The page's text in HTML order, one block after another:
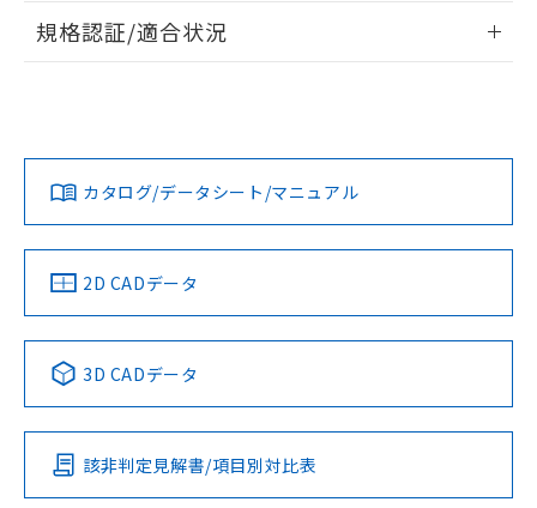
ログイン/会員登録
ダウンロードデータをご利用いただく前に、以下を必ずお読
みください。
ソフトウェアの使用条件
EU RoHS 注意事項・凡例
対応済み
中国 RoHS 注意事項・凡例
Pb Hg Cd Cr(VI)
O
規格認証/適合状況
カタログ/データシート/マニュアル
2D CADデータ
3D CADデータ
該非判定見解書/項目別対比表
荷製品に未対応品が混在することから備考
欄に対応日を記載しておりました。
す。